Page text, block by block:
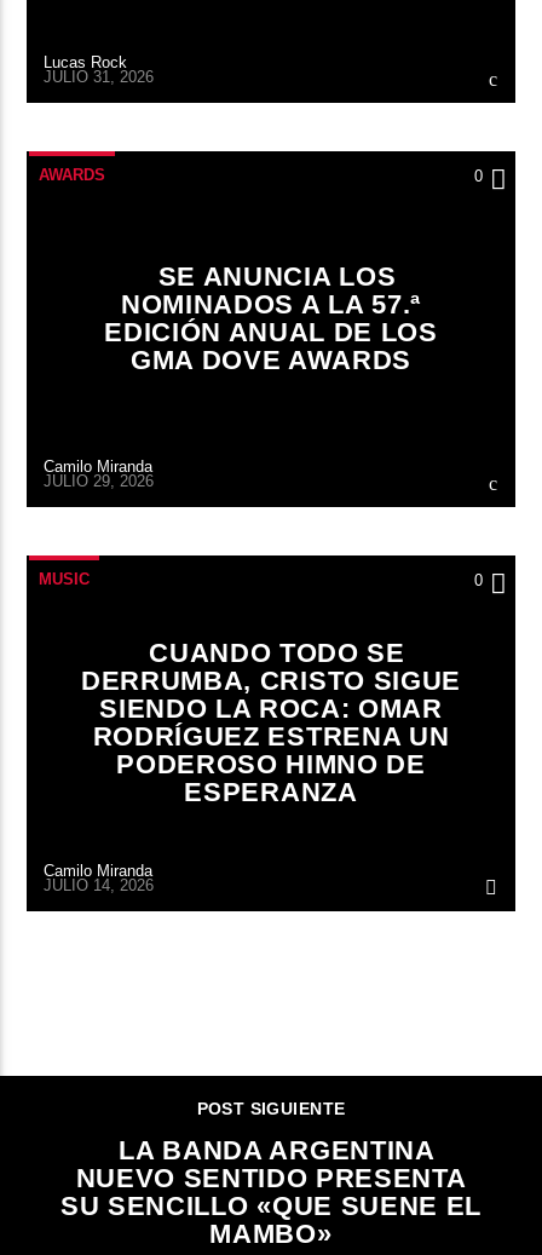
Lucas Rock
JULIO 31, 2026
AWARDS 0
SE ANUNCIA LOS
NOMINADOS A LA 57.ª
EDICIÓN ANUAL DE LOS
GMA DOVE AWARDS
Camilo Miranda
JULIO 29, 2026
MUSIC 0
CUANDO TODO SE
DERRUMBA, CRISTO SIGUE
SIENDO LA ROCA: OMAR
RODRÍGUEZ ESTRENA UN
PODEROSO HIMNO DE
ESPERANZA
Camilo Miranda
JULIO 14, 2026
POST SIGUIENTE
LA BANDA ARGENTINA
NUEVO SENTIDO PRESENTA
SU SENCILLO «QUE SUENE EL
MAMBO»